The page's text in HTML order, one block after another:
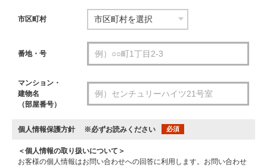
市区町村
番地・号
マンション・
建物名
（部屋番号）
個人情報保護方針 ※必ずお読みください 必須
＜個人情報の取り扱いについて＞
お客様の個人情報はお問い合わせへの回答に利用します。お問い合わせ